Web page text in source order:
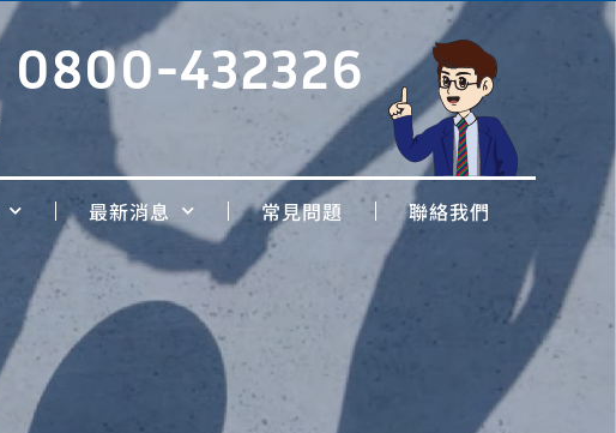
0800-432326
最新消息 常見問題 聯絡我們